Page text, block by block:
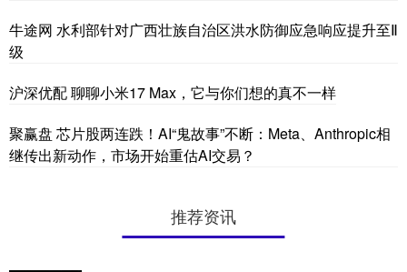
牛途网 水利部针对广西壮族自治区洪水防御应急响应提升至Ⅱ
级
沪深优配 聊聊小米17 Max，它与你们想的真不一样
聚赢盘 芯片股两连跌！AI“鬼故事”不断：Meta、Anthropic相
继传出新动作，市场开始重估AI交易？
推荐资讯